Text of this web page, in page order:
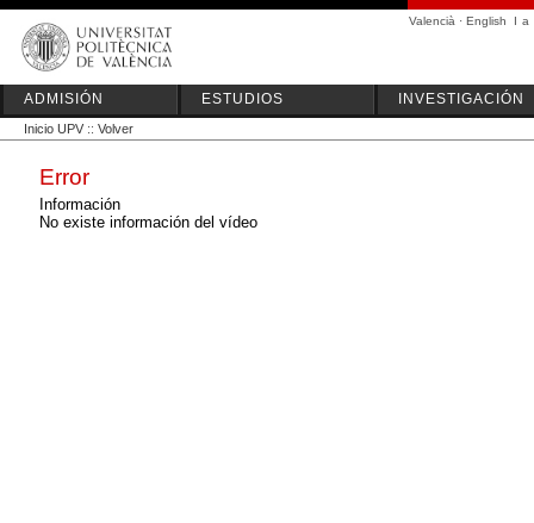
Valencià · English I a
ADMISIÓN ESTUDIOS INVESTIGACIÓN
Inicio UPV :: Volver
Error
Información
No existe información del vídeo